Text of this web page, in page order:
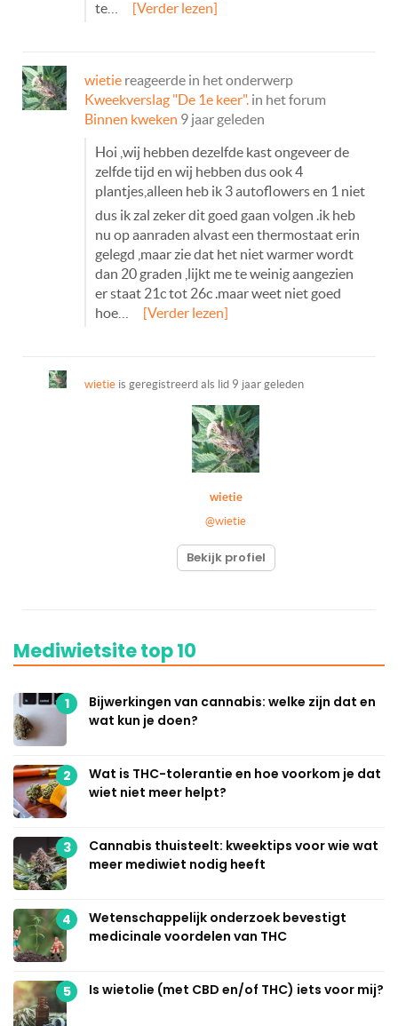
te…
[Verder lezen]
wietie reageerde in het onderwerp
Kweekverslag "De 1e keer". in het forum
Binnen kweken 9 jaar geleden
Hoi ,wij hebben dezelfde kast ongeveer de
zelfde tijd en wij hebben dus ook 4
plantjes,alleen heb ik 3 autoflowers en 1 niet
dus ik zal zeker dit goed gaan volgen .ik heb
nu op aanraden alvast een thermostaat erin
gelegd ,maar zie dat het niet warmer wordt
dan 20 graden ,lijkt me te weinig aangezien
er staat 21c tot 26c .maar weet niet goed
hoe…
[Verder lezen]
wietie is geregistreerd als lid 9 jaar geleden
wietie
@wietie
Bekijk profiel
Mediwietsite top 10
1
Bijwerkingen van cannabis: welke zijn dat en
wat kun je doen?
2
Wat is THC-tolerantie en hoe voorkom je dat
wiet niet meer helpt?
3
Cannabis thuisteelt: kweektips voor wie wat
meer mediwiet nodig heeft
4
Wetenschappelijk onderzoek bevestigt
medicinale voordelen van THC
5 Is wietolie (met CBD en/of THC) iets voor mij?